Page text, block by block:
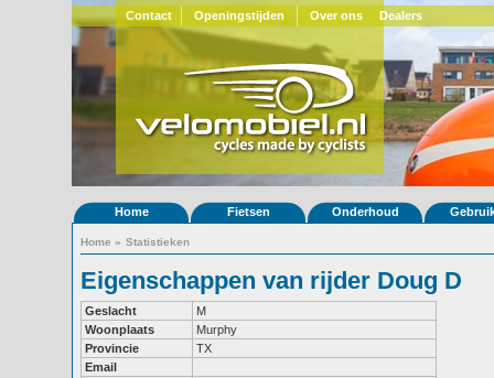
Contact Openingstijden Over ons Dealers
Home Fietsen Onderhoud
Home » Statistieken
Eigenschappen van rijder Doug D
Geslacht
M
Woonplaats
Murphy
Provincie
TX
Email